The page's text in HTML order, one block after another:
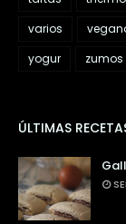
varios
yogur
ÚLTIMAS